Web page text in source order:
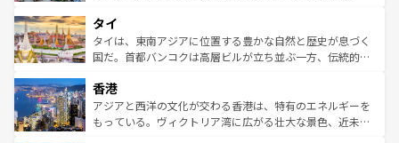
リティに包まれながら、韓国の多彩な魅力を心ゆくまで味
わってみてほしい。 なお、新着の韓国情報はコンテンツ一
覧を参照してほしい。
急速な発展と共に伝統が息づく。ハノイの古い町並みやホ
ーチミン市のフランス統治時代の建物も、独特の雰囲気を
醸し出している。また、バラエティの豊かさとおいしさで
とつ。フォーやバインミー、ベトナムコーヒーなどは、ぜ
ひ現地で味わいたい。どの地域を訪れてもあたたかい人々
が旅行者を迎えてくれるので、きっと忘れられない旅にな
タイ
タイは、東南アジアに位置する豊かな自然と歴史が息づく
国だ。首都バンコクは高層ビルが立ち並ぶ一方、伝統的な
の活気が交差している。北部ではチェンマイなどの山岳地
帯で自然と触れ合い、南部ではプーケットやクラビの美し
いビーチでリゾート気分を楽しむことができる。タイ料理
香港
アジアと西洋の文化が交わる香港は、特有のエネルギーを
もっている。ヴィクトリア湾に広がる壮大な景色、近未来